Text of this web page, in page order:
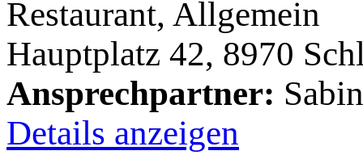
Restaurant, Allgemein
Hauptplatz 42, 8970
Ansprechpartner:
Details anzeigen